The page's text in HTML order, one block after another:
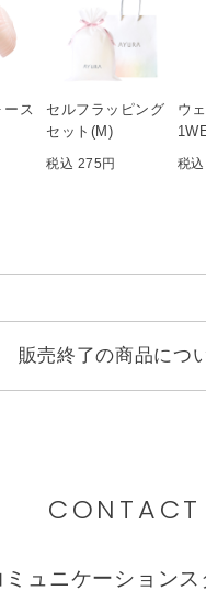
ース
セルフラッピング
セット(M)
税込 275円
ウ
税
販売終了の商品につ
CONTACT
ミュニケーションス